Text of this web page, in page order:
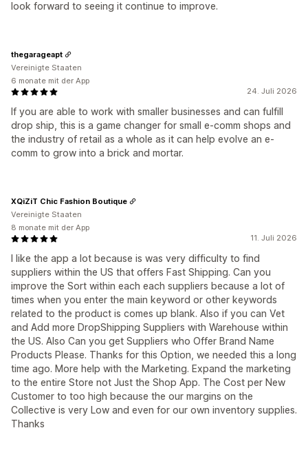
look forward to seeing it continue to improve.
24. Juli 2026
If you are able to work with smaller businesses and can fulfill
drop ship, this is a game changer for small e-comm shops and
the industry of retail as a whole as it can help evolve an e-
comm to grow into a brick and mortar.
thegarageapt
Vereinigte Staaten
6 monate mit der App
11. Juli 2026
I like the app a lot because is was very difficulty to find
suppliers within the US that offers Fast Shipping. Can you
improve the Sort within each each suppliers because a lot of
times when you enter the main keyword or other keywords
related to the product is comes up blank. Also if you can Vet
and Add more DropShipping Suppliers with Warehouse within
the US. Also Can you get Suppliers who Offer Brand Name
Products Please. Thanks for this Option, we needed this a long
time ago. More help with the Marketing. Expand the marketing
to the entire Store not Just the Shop App. The Cost per New
Customer to too high because the our margins on the
Collective is very Low and even for our own inventory supplies.
Thanks
XQiZiT Chic Fashion Boutique
Vereinigte Staaten
8 monate mit der App